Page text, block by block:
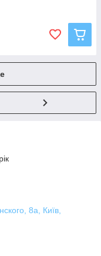
8а, Київ,